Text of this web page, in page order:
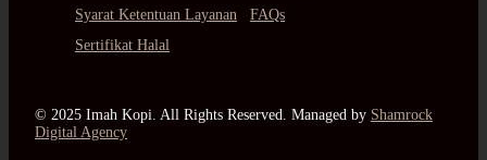
Syarat Ketentuan Layanan
FAQs
Sertifikat Halal
© 2025 Imah Kopi. All Rights Reserved. Managed by Shamrock
Digital Agency